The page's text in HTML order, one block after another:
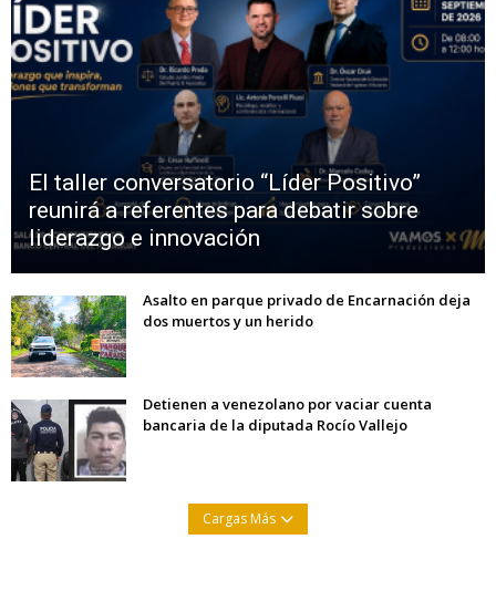
El taller conversatorio “Líder Positivo”
reunirá a referentes para debatir sobre
liderazgo e innovación
Asalto en parque privado de Encarnación deja
dos muertos y un herido
Detienen a venezolano por vaciar cuenta
bancaria de la diputada Rocío Vallejo
Cargas Más